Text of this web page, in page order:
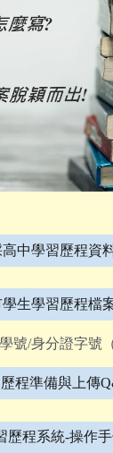
中學習歷程資
生學習歷程檔
號/身分證字號
程準備與上傳
歷程系統-操作